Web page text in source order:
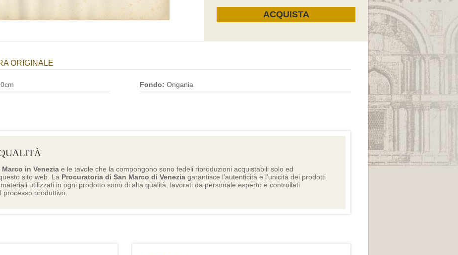
ORIGINALE
Fondo: Ongania
in Venezia e le tavole che la compongono sono fedeli riproduzioni acquistabili solo ed
sito web. La Procuratoria di San Marco di Venezia garantisce l’autenticità e l’unicità dei prodotti
utilizzati in ogni prodotto sono di alta qualità, lavorati da personale esperto e controllati
produttivo.